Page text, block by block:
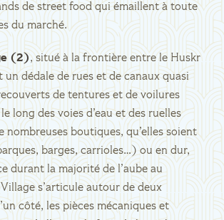
de street food qui émaillent à toute
du marché.
(2), situé à la frontière entre le Huskr
un dédale de rues et de canaux quasi
de tentures et de voilures
long des voies d’eau et des ruelles
nombreuses boutiques, qu’elles soient
barges, carrioles…) ou en dur,
durant la majorité de l’aube au
s’articule autour de deux
côté, les pièces mécaniques et